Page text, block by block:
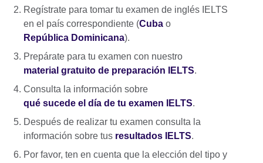
Regístrate para tomar tu examen de inglés IELTS
en el país correspondiente (Cuba o
República Dominicana).
Prepárate para tu examen con nuestro
material gratuito de preparación IELTS.
Consulta la información sobre
qué sucede el día de tu examen IELTS.
Después de realizar tu examen consulta la
información sobre tus resultados IELTS.
Por favor, ten en cuenta que la elección del tipo y